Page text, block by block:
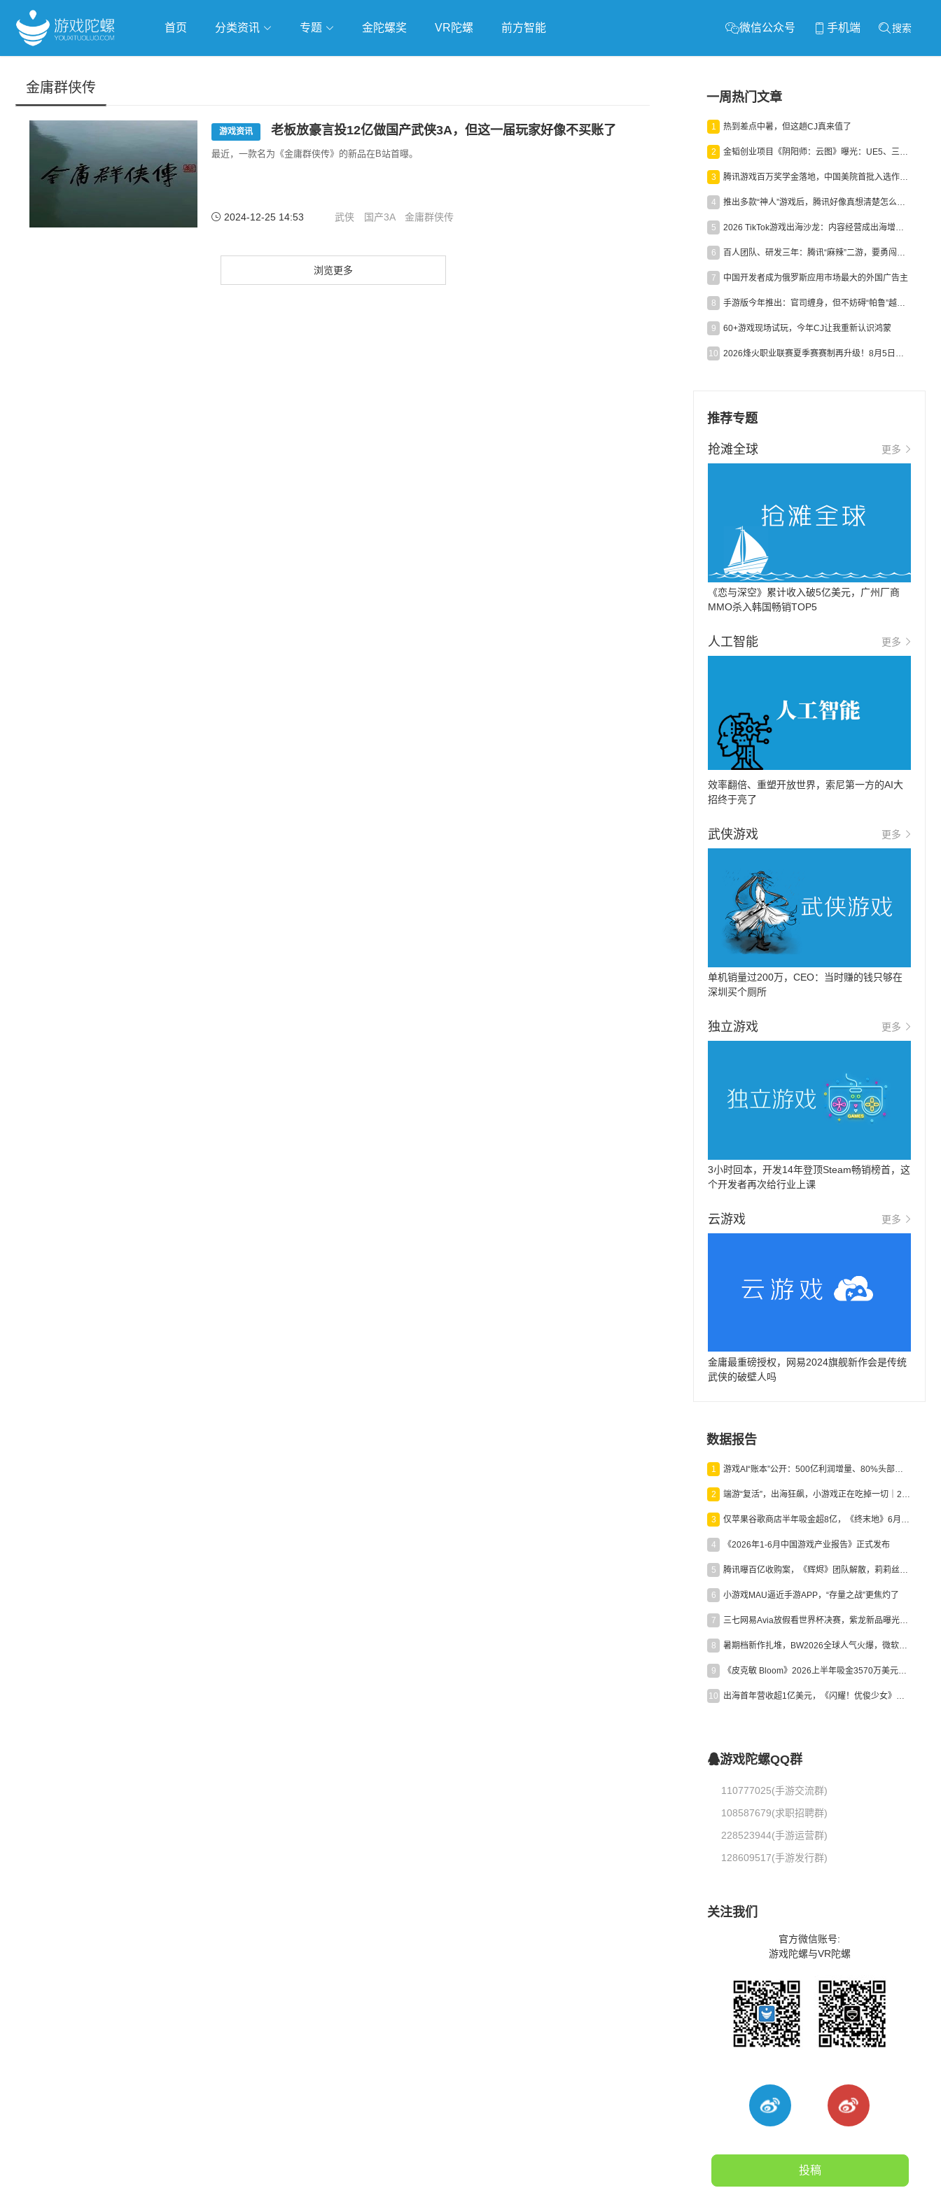
首页 分类资讯 专题 金陀螺奖 VR陀螺 前方智能 微信公众号 手机端 搜索
金庸群侠传
游戏资讯 老板放豪言投12亿做国产武侠3A，但这一届玩家好像不买账了
最近，一款名为《金庸群侠传》的新品在B站首曝。
2024-12-25 14:53 武侠 国产3A 金庸群侠传
浏览更多
一周热门文章
1 热到差点中暑，但这趟CJ真来值了
2 金韬创业项目《阴阳师：云图》曝光：UE5、三端互通、ARPG
3 腾讯游戏百万奖学金落地，中国美院首批入选作品获业内关注
4 推出多款“神人”游戏后，腾讯好像真想清楚怎么做二次元了
5 2026 TikTok游戏出海沙龙：内容经营成出海增长新引擎
6 百人团队、研发三年：腾讯“麻辣”二游，要勇闯男性恋爱市场
7 中国开发者成为俄罗斯应用市场最大的外国广告主
8 手游版今年推出：官司缠身，但不妨碍“帕鲁”越来越火
9 60+游戏现场试玩，今年CJ让我重新认识鸿蒙
10 2026烽火职业联赛夏季赛赛制再升级！8月5日起24支战队集结开战！
推荐专题
抢滩全球 更多
《恋与深空》累计收入破5亿美元，广州厂商
MMO杀入韩国畅销TOP5
人工智能 更多
效率翻倍、重塑开放世界，索尼第一方的AI大
招终于亮了
武侠游戏 更多
单机销量过200万，CEO：当时赚的钱只够在
深圳买个厕所
独立游戏 更多
3小时回本，开发14年登顶Steam畅销榜首，这
个开发者再次给行业上课
云游戏 更多
金庸最重磅授权，网易2024旗舰新作会是传统
武侠的破壁人吗
数据报告
1 游戏AI“账本”公开：500亿利润增量、80%头部入局，谁在闷声发财？
2 端游“复活”，出海狂飙，小游戏正在吃掉一切｜2026上半年产业报告
3 仅苹果谷歌商店半年吸金超8亿，《终末地》6月份收入显著回暖
4 《2026年1-6月中国游戏产业报告》正式发布
5 腾讯曝百亿收购案，《辉烬》团队解散，莉莉丝新作曝光｜陀螺周报
6 小游戏MAU逼近手游APP，“存量之战”更焦灼了
7 三七网易Avia放假看世界杯决赛，紫龙新品曝光，米哈游新作上线 | 陀螺周报
8 暑期档新作扎堆，BW2026全球人气火爆，微软XBOX大裁员|陀螺周报
9 《皮克敏 Bloom》2026上半年吸金3570万美元，中国台湾成最大市场
10 出海首年营收超1亿美元，《闪耀！优俊少女》美国市场占比达七成
游戏陀螺QQ群
110777025(手游交流群)
108587679(求职招聘群)
228523944(手游运营群)
128609517(手游发行群)
关注我们
官方微信账号:
游戏陀螺与VR陀螺
投稿